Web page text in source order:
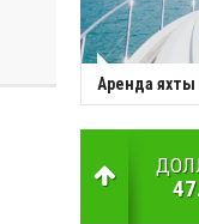
Аренда